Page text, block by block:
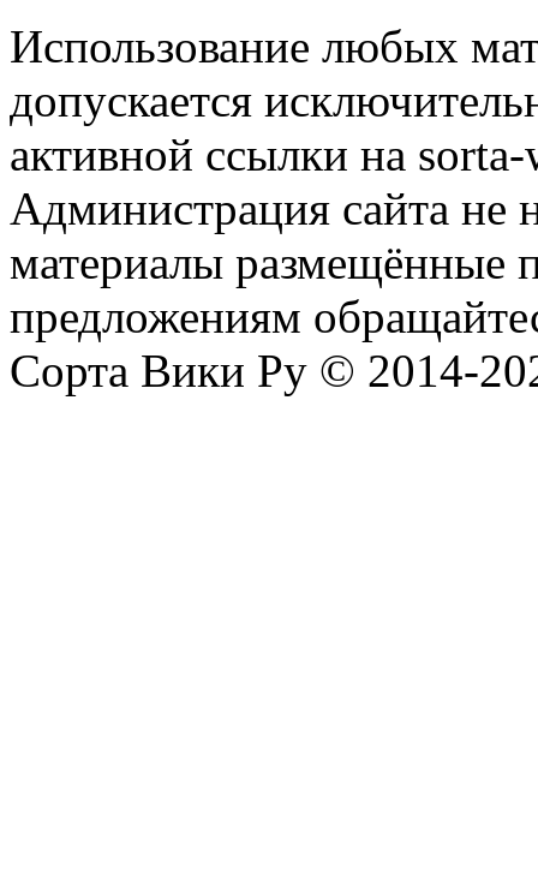
Использование любых
допускается
активной ссылки на
Администрация сайта не
материалы размещённые
предложениям
Сорта Вики Ру © 2014-